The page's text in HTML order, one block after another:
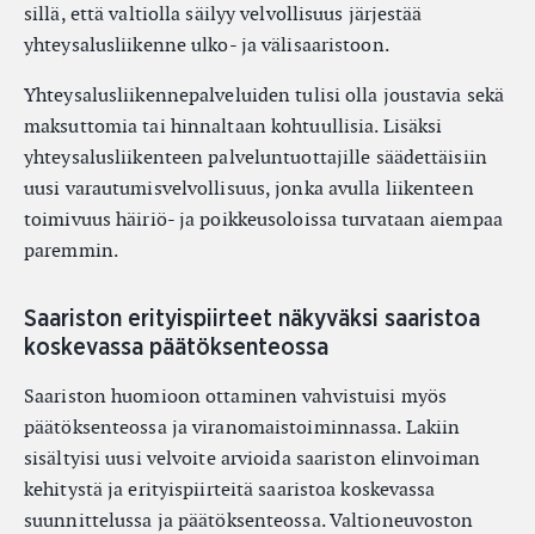
sillä, että valtiolla säilyy velvollisuus järjestää
yhteysalusliikenne ulko- ja välisaaristoon.
Yhteysalusliikennepalveluiden tulisi olla joustavia sekä
maksuttomia tai hinnaltaan kohtuullisia. Lisäksi
yhteysalusliikenteen palveluntuottajille säädettäisiin
uusi varautumisvelvollisuus, jonka avulla liikenteen
toimivuus häiriö- ja poikkeusoloissa turvataan aiempaa
paremmin.
Saariston erityispiirteet näkyväksi saaristoa
koskevassa päätöksenteossa
Saariston huomioon ottaminen vahvistuisi myös
päätöksenteossa ja viranomaistoiminnassa. Lakiin
sisältyisi uusi velvoite arvioida saariston elinvoiman
kehitystä ja erityispiirteitä saaristoa koskevassa
suunnittelussa ja päätöksenteossa. Valtioneuvoston